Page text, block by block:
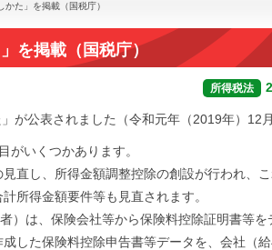
た」を掲載（国税庁）
を掲載（国税庁）
所得税法
が公表されました（令和元年（2019年）12
がいくつかあります。
直し、所得金額調整控除の創設が行われ、こ
所得金額要件等も見直されます。
）は、保険会社等から保険料控除証明書等
した保険料控除申告書等データを、会社（